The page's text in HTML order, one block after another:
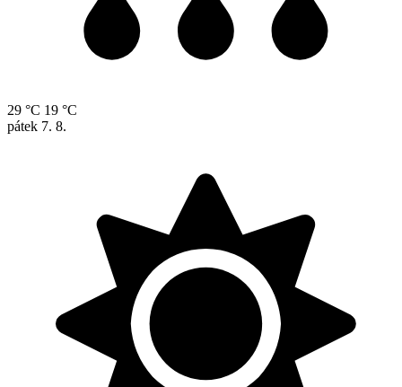
29 °C 19 °C
pátek 7. 8.